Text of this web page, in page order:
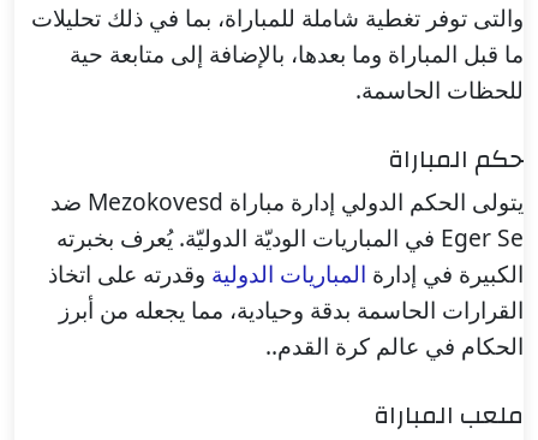
والتى توفر تغطية شاملة للمباراة، بما في ذلك تحليلات
ما قبل المباراة وما بعدها، بالإضافة إلى متابعة حية
للحظات الحاسمة.
حكم المباراة
يتولى الحكم الدولي إدارة مباراة Mezokovesd ضد
Eger Se في المباريات الوديّة الدوليّة. يُعرف بخبرته
الكبيرة في إدارة المباريات الدولية وقدرته على اتخاذ
القرارات الحاسمة بدقة وحيادية، مما يجعله من أبرز
الحكام في عالم كرة القدم..
ملعب المباراة